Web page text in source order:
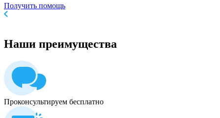
Получить помощь
Наши преимущества
Проконсультируем бесплатно